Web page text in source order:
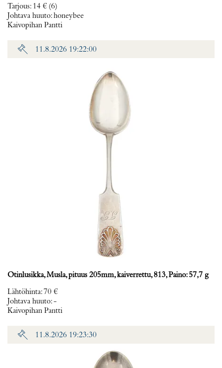
Tarjous: 14 € (6)
Johtava huuto:honeybee
Kaivopihan Pantti
11.8.2026 19:22:00
Otinlusikka, Musla, pituus 205mm, kaiverrettu, 813, Paino: 57,7 g
Lähtöhinta:70 €
Johtava huuto:-
Kaivopihan Pantti
11.8.2026 19:23:30